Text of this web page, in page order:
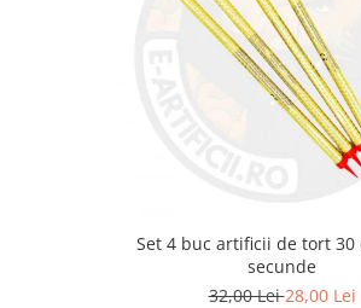
Set 4 buc artificii de tort 30
secunde
32,00 Lei28,00 Lei